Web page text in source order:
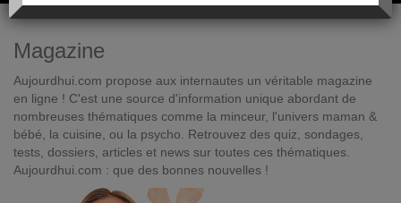
Magazine
Aujourdhui.com propose aux internautes un véritable magazine
en ligne ! C'est une source d'information unique abordant de
nombreuses thématiques comme la minceur, l'univers maman &
bébé, la cuisine, ou la psycho. Retrouvez des quiz, sondages,
tests, dossiers, articles et news sur toutes ces thématiques.
Aujourdhui.com : que des bonnes nouvelles !